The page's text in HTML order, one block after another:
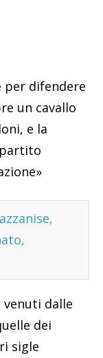
per difendere
un cavallo
e la
venuti dalle
dei
sigle